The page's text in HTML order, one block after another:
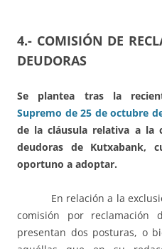
4.- COMISIÓN DE
DEUDORAS
Se plantea tras la
Supremo de 25 de octubre
de la cláusula relativa a la
deudoras de Kutxabank,
oportuno a adoptar.
En relación a la
comisión por reclamación
presentan dos posturas, o